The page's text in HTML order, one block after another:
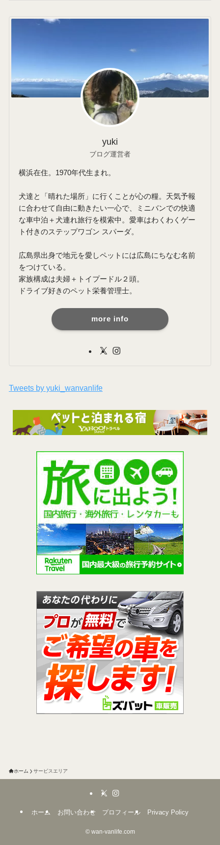
yuki
ブログ運営者
横浜在住。1970年代生まれ。
犬達と「晴れた場所」に行くことが心の糧。天気予報
に合わせて自由に動きたい一心で、ミニバンでの快適
な車中泊＋犬連れ旅行を模索中。愛車はわくわくゲー
ト付きのステップワゴン スパーダ。
広島県出身で地元を愛しペットには広島にちなむ名前
をつけている。
家族構成は夫婦＋トイプードル２頭。
ドライブ好きのペット栄養管理士。
more info
Tweets by yuki_wanvanlife
ホーム サービスエリア
ホーム お問い合わせ プロフィール Privacy Policy
©wan-vanlife.com